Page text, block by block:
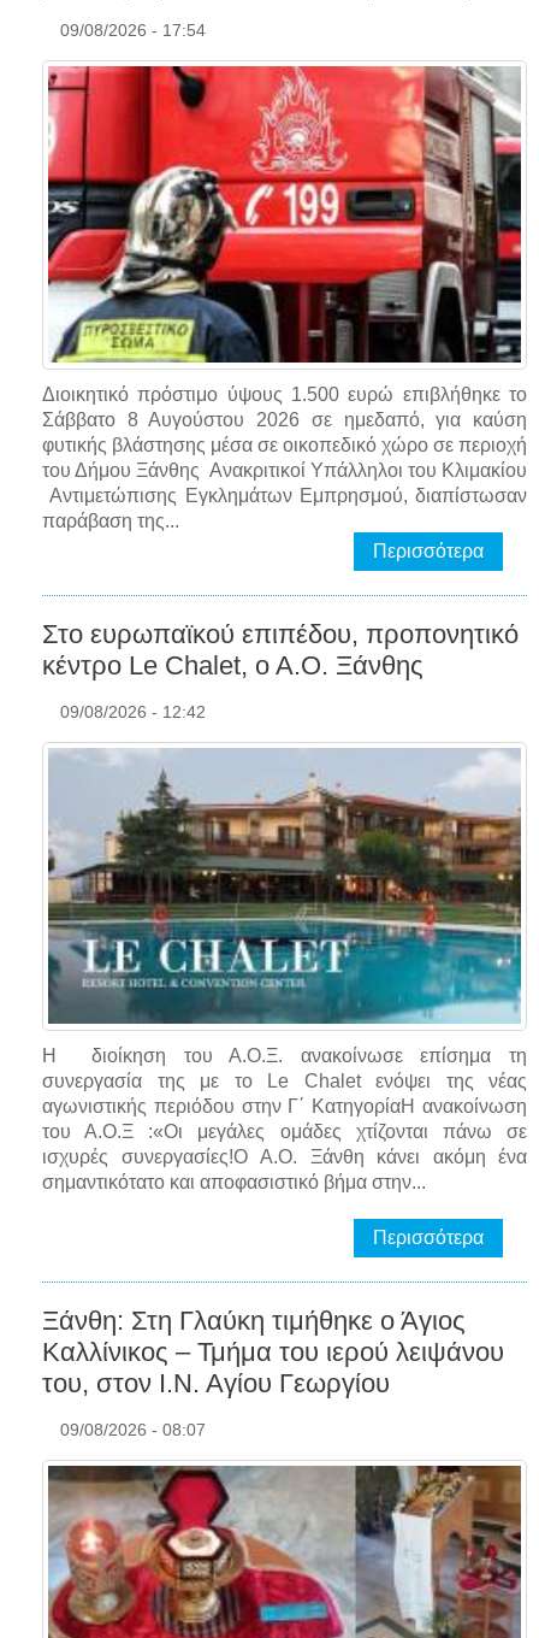
09/08/2026 - 17:54
Διοικητικό πρόστιμο ύψους 1.500 ευρώ επιβλήθηκε το
Σάββατο 8 Αυγούστου 2026 σε ημεδαπό, για καύση
φυτικής βλάστησης μέσα σε οικοπεδικό χώρο σε περιοχή
του Δήμου Ξάνθης Ανακριτικοί Υπάλληλοι του Κλιμακίου
Αντιμετώπισης Εγκλημάτων Εμπρησμού, διαπίστωσαν
παράβαση της...
Περισσότερα
Στο ευρωπαϊκού επιπέδου, προπονητικό
κέντρο Le Chalet, o A.O. Ξάνθης
09/08/2026 - 12:42
Η διοίκηση του Α.Ο.Ξ. ανακοίνωσε επίσημα τη
συνεργασία της με το Le Chalet ενόψει της νέας
αγωνιστικής περιόδου στην Γ΄ ΚατηγορίαΗ ανακοίνωση
του Α.Ο.Ξ :«Οι μεγάλες ομάδες χτίζονται πάνω σε
ισχυρές συνεργασίες!Ο Α.Ο. Ξάνθη κάνει ακόμη ένα
σημαντικότατο και αποφασιστικό βήμα στην...
Περισσότερα
Ξάνθη: Στη Γλαύκη τιμήθηκε ο Άγιος
Καλλίνικος – Τμήμα του ιερού λειψάνου
του, στον Ι.Ν. Αγίου Γεωργίου
09/08/2026 - 08:07